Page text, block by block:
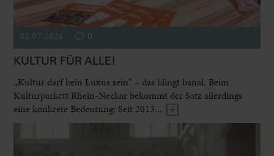
01.07.2026 0
KULTUR FÜR ALLE!
„Kultur darf kein Luxus sein“ – das klingt banal. Beim
Kulturparkett Rhein-Neckar bekommt der Satz allerdings
eine konkrete Bedeutung: Seit 2013...